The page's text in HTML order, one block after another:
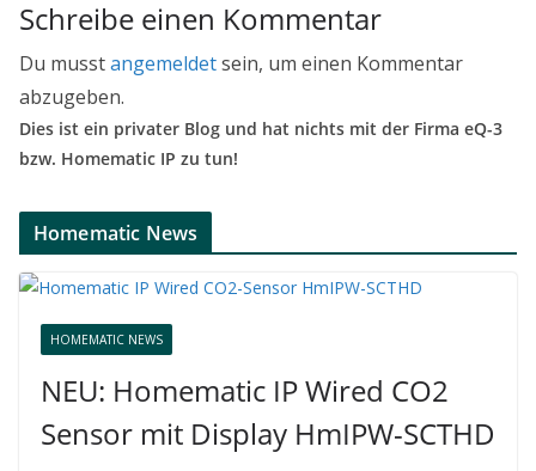
Schreibe einen Kommentar
Du musstangemeldetsein, um einen Kommentar
abzugeben.
Dies ist ein privater Blog und hat nichts mit der Firma eQ-3
bzw. Homematic IP zu tun!
Homematic News
HOMEMATIC NEWS
NEU: Homematic IP Wired CO2
Sensor mit Display HmIPW-SCTHD